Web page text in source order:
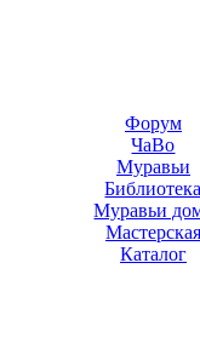
Форум
ЧаВо
Муравьи
Муравьи
Мастерская
Каталог